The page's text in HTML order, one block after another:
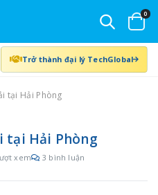
0
Trở thành đại lý TechGlobal
tại Hải Phòng
tại Hải Phòng
xem 3 bình luận